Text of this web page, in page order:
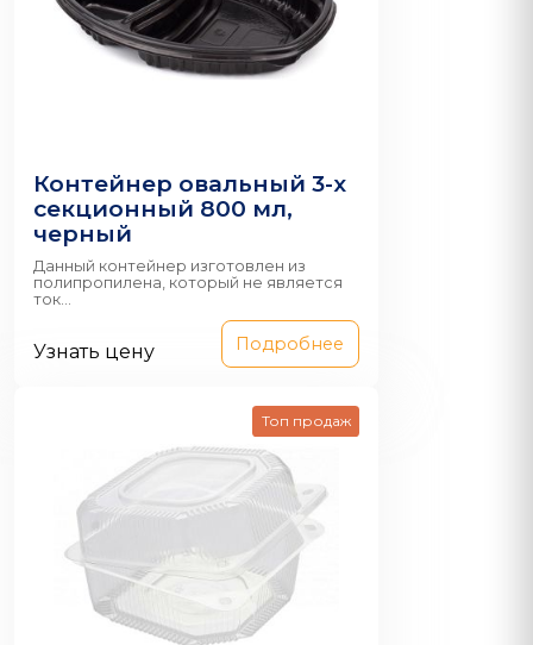
Контейнер овальный 3-х
секционный 800 мл,
черный
Данный контейнер изготовлен из
полипропилена, который не является
ток...
Узнать цену Подробнее
Топ продаж